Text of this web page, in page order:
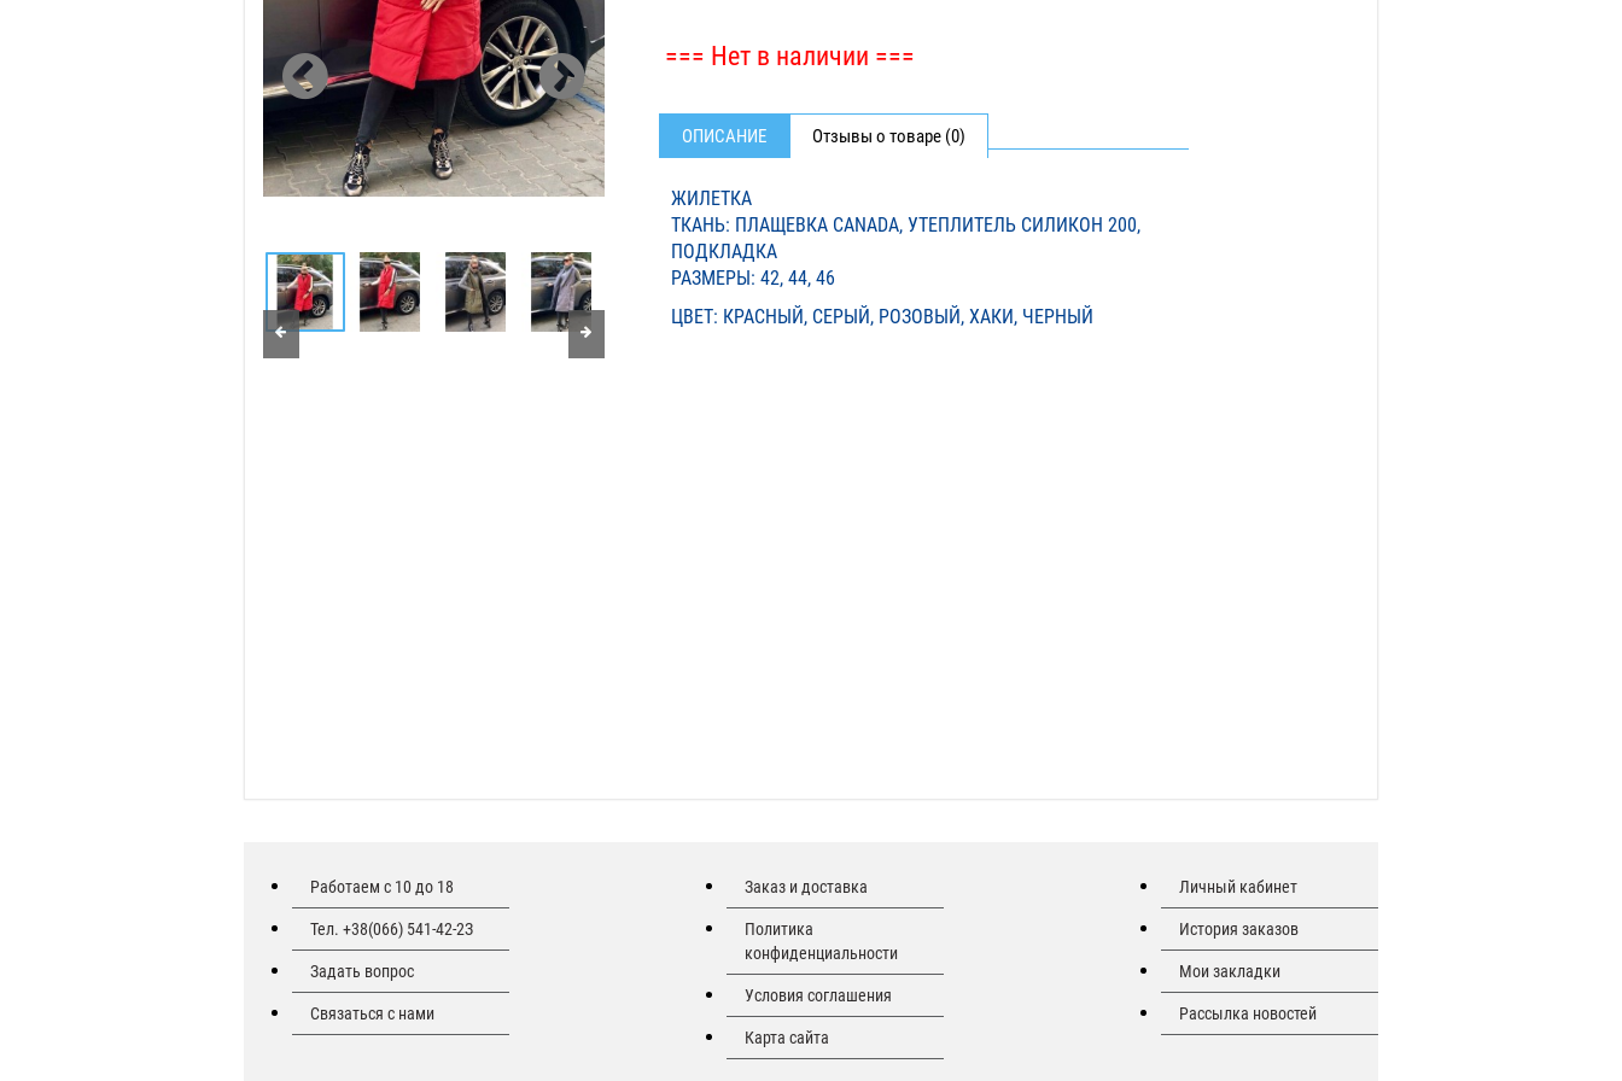
=== Нет в наличии ===
ОПИСАНИЕ Отзывы о товаре (0)
ЖИЛЕТКА
ТКАНЬ: ПЛАЩЕВКА CANADA, УТЕПЛИТЕЛЬ СИЛИКОН 200,
ПОДКЛАДКА
РАЗМЕРЫ: 42, 44, 46
ЦВЕТ: КРАСНЫЙ, СЕРЫЙ, РОЗОВЫЙ, ХАКИ, ЧЕРНЫЙ
Работаем с 10 до 18
Тел. +38(066) 541-42-2З
Задать вопрос
Связаться с нами
Заказ и доставка
Политика
конфиденциальности
Условия соглашения
Карта сайта
Личный кабинет
История заказов
Мои закладки
Рассылка новостей